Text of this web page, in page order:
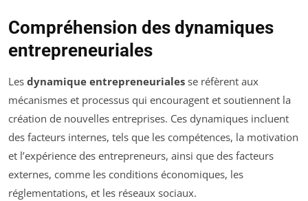
Compréhension des dynamiques
entrepreneuriales
Les dynamique entrepreneuriales se réfèrent aux
mécanismes et processus qui encouragent et soutiennent la
création de nouvelles entreprises. Ces dynamiques incluent
des facteurs internes, tels que les compétences, la motivation
et l’expérience des entrepreneurs, ainsi que des facteurs
externes, comme les conditions économiques, les
réglementations, et les réseaux sociaux.